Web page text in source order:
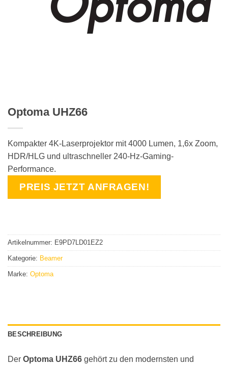
Optoma UHZ66
Kompakter 4K-Laserprojektor mit 4000 Lumen, 1,6x Zoom,
HDR/HLG und ultraschneller 240-Hz-Gaming-
Performance.
PREIS JETZT ANFRAGEN!
Artikelnummer: E9PD7LD01EZ2
Kategorie: Beamer
Marke: Optoma
BESCHREIBUNG
Der Optoma UHZ66 gehört zu den modernsten und